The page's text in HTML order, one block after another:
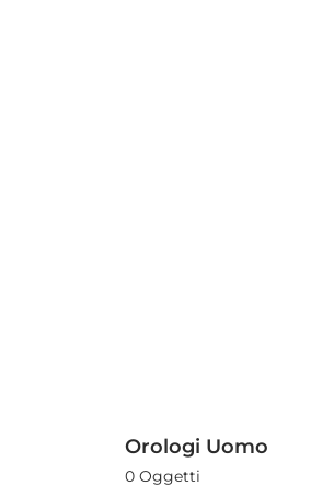
Orologi Uomo
0 Oggetti